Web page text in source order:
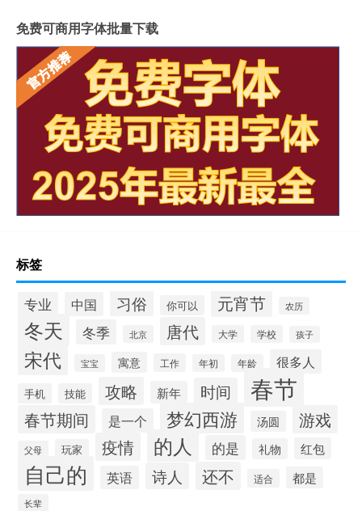
免费可商用字体批量下载
标签
专业 中国 习俗 你可以 元宵节 农历
冬天 冬季 北京 唐代 大学 学校 孩子
宋代 宝宝 寓意 工作 年初 年龄 很多人
手机 技能 攻略 新年 时间 春节
春节期间 是一个 梦幻西游 汤圆 游戏
父母 玩家 疫情 的人 的是 礼物 红包
自己的 英语 诗人 还不 适合 都是
长辈